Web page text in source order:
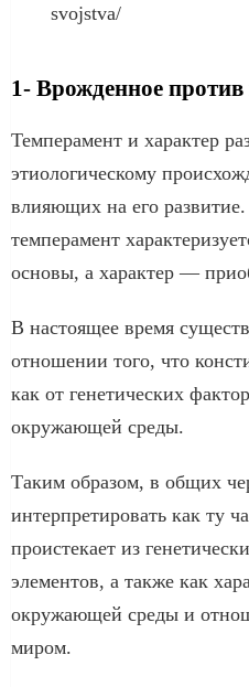
svojstva/
1- Врожденное против
Темперамент и характер
этиологическому
влияющих на его
темперамент
основы, а характер —
В настоящее время
отношении того, что
как от генетических
окружающей среды.
Таким образом, в общих
интерпретировать как ту
проистекает из
элементов, а также как
окружающей среды и
миром.